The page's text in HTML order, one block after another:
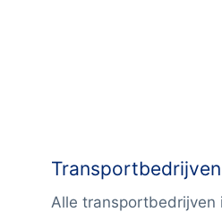
Transportbedrijven
Alle transportbedrijven